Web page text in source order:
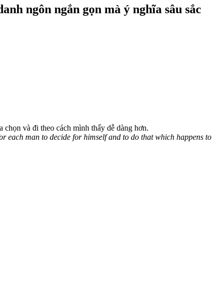
ngôn ngắn gọn mà ý nghĩa sâu sắc
và đi theo cách mình thấy dễ dàng hơn.
each man to decide for himself and to do that which happens to